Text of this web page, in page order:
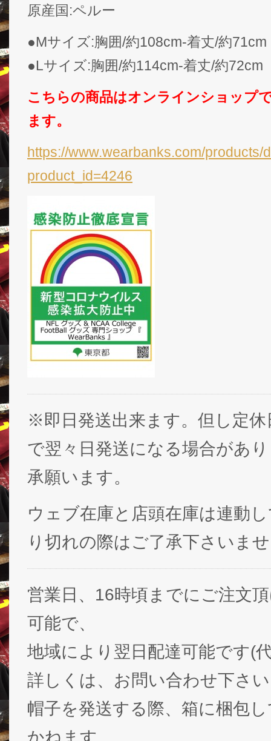
原産国:ペルー
●Mサイズ:胸囲/約108cm-着丈/約71cm
●Lサイズ:胸囲/約114cm-着丈/約72cm
こちらの商品はオンラインショップ
ます。
https://www.wearbanks.com/products/
product_id=4246
※即日発送出来ます。但し定休
で翌々日発送になる場合があ
承願います。
ウェブ在庫と店頭在庫は連動
り切れの際はご了承下さいま
営業日、16時頃までにご注文
可能で、
地域により翌日配達可能です(
詳しくは、お問い合わせ下さ
帽子を発送する際、箱に梱包
かねます。